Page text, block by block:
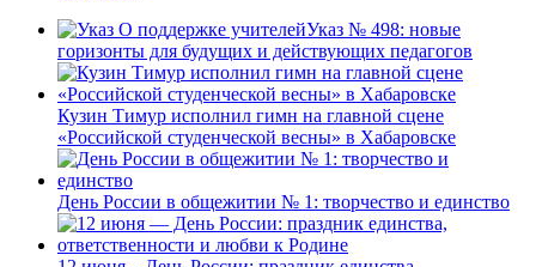
Указ № 498: новые
горизонты для будущих и действующих педагогов
Кузин Тимур исполнил гимн на главной сцене
«Российской студенческой весны» в Хабаровске
День России в общежитии № 1: творчество и единство